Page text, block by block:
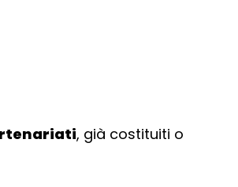
, già costituiti o